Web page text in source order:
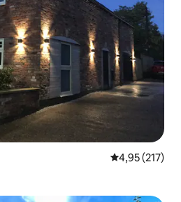
4,95 (217)